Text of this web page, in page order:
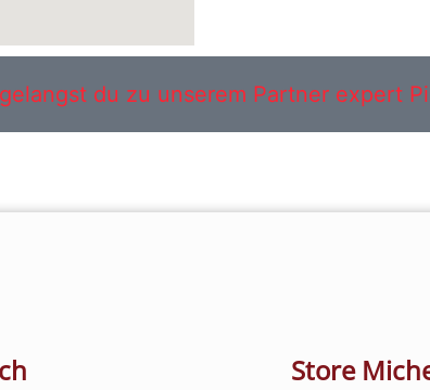
du zu unserem Partner expert
Store